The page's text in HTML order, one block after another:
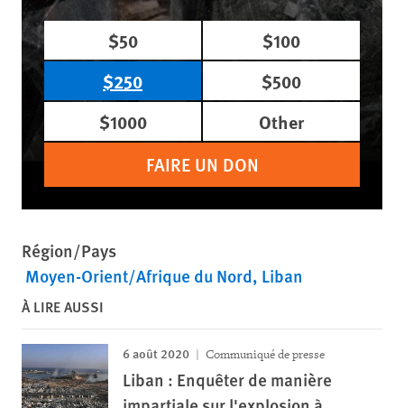
$50
$100
$250
$500
$1000
Other
FAIRE UN DON
Région/Pays
Moyen-Orient/Afrique du Nord Liban
À LIRE AUSSI
6 août 2020 Communiqué de presse
Liban : Enquêter de manière